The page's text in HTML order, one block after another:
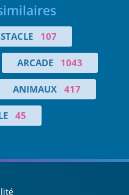
107
ARCADE 1043
ANIMAUX 417
45